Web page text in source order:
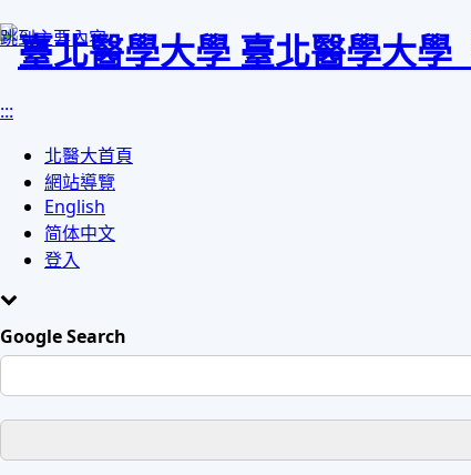
跳到主要內容 臺北醫學大學
:::
北醫大首頁
網站導覽
English
简体中文
登入
Google Search